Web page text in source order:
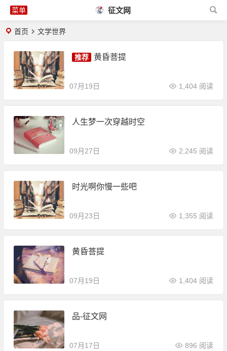
征文网
首页 文学世界
黄昏菩提
07月19日 1,404 阅读
人生梦一次穿越时空
09月27日 2,245 阅读
时光啊你慢一些吧
09月23日 1,355 阅读
黄昏菩提
07月19日 1,404 阅读
品-征文网
07月17日 896 阅读